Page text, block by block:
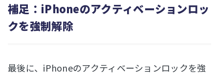
補足：iPhoneのアクティベーションロッ
クを強制解除
最後に、iPhoneのアクティベーションロックを強